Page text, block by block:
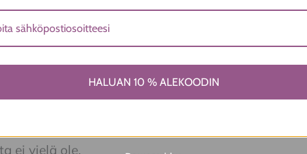
Egyptex Comfort
valkoinen, luonnonvalkoinen, harmaa,
ei vielä ole.
HALUAN 10 % ALEKOODIN